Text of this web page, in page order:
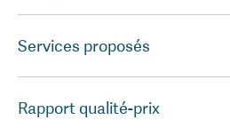
Services proposés
Rapport qualité-prix